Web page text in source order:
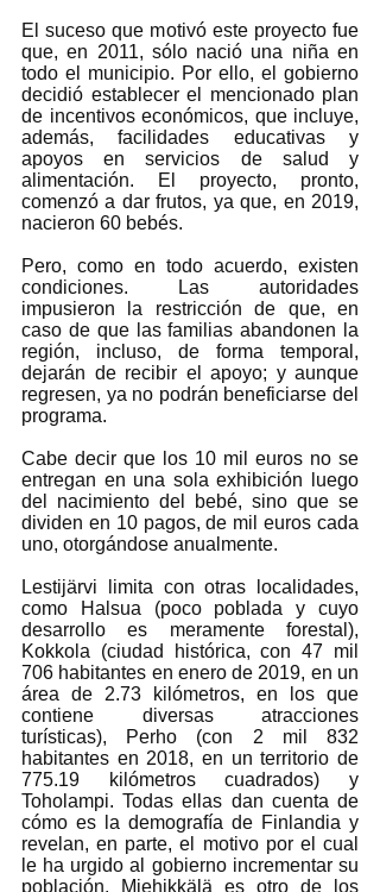
El suceso que motivó este proyecto fue
que, en 2011, sólo nació una niña en
todo el municipio. Por ello, el gobierno
decidió establecer el mencionado plan
de incentivos económicos, que incluye,
además, facilidades educativas y
apoyos en servicios de salud y
alimentación. El proyecto, pronto,
comenzó a dar frutos, ya que, en 2019,
nacieron 60 bebés.
Pero, como en todo acuerdo, existen
condiciones. Las autoridades
impusieron la restricción de que, en
caso de que las familias abandonen la
región, incluso, de forma temporal,
dejarán de recibir el apoyo; y aunque
regresen, ya no podrán beneficiarse del
programa.
Cabe decir que los 10 mil euros no se
entregan en una sola exhibición luego
del nacimiento del bebé, sino que se
dividen en 10 pagos, de mil euros cada
uno, otorgándose anualmente.
Lestijärvi limita con otras localidades,
como Halsua (poco poblada y cuyo
desarrollo es meramente forestal),
Kokkola (ciudad histórica, con 47 mil
706 habitantes en enero de 2019, en un
área de 2.73 kilómetros, en los que
contiene diversas atracciones
turísticas), Perho (con 2 mil 832
habitantes en 2018, en un territorio de
775.19 kilómetros cuadrados) y
Toholampi. Todas ellas dan cuenta de
cómo es la demografía de Finlandia y
revelan, en parte, el motivo por el cual
le ha urgido al gobierno incrementar su
población.
Miehikkälä es otro de los